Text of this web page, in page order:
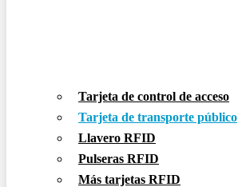
Tarjeta de control de acceso
Tarjeta de transporte público
Llavero RFID
Pulseras RFID
Más tarjetas RFID